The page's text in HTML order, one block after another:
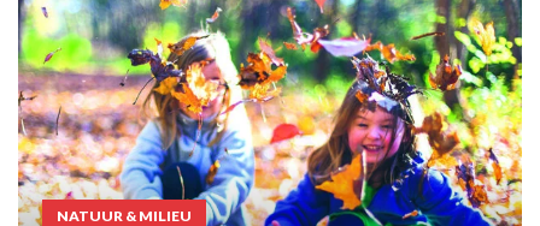
NATUUR & MILIEU